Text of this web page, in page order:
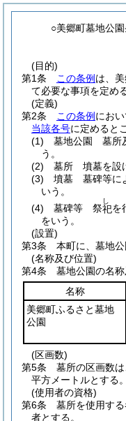
○美郷町墓地公園
(目的)
第1条
この条例 は、
て必要な事項を定め
(定義)
第2条
この条例 におい
当該各号に定めると
(1)
墓地公園 墓所
う。
(2)
墓所 墳墓を設
(3)
墳墓 墓碑等に
いう。
(4)
墓碑等 祭祀
し
を
をいう。
(設置)
第3条
本町に、墓地公
(名称及び位置)
第4条
墓地公園の名
名称
美郷町ふるさと墓地
公園
(区画数)
第5条
墓所の区画数
平方メートルとする。
(使用者の資格)
第6条
墓所を使用す
者とする。